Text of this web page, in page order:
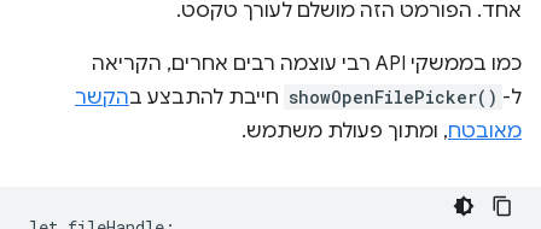
אחד. הפורמט הזה מושלם לעורך טקסט.
כמו בממשקי API רבי עוצמה רבים אחרים, הקריאה
ל- showOpenFilePicker() חייבת להתבצע בהקשר
מאובטח, ומתוך פעולת משתמש.